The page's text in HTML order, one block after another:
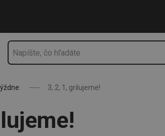
3, 2, 1, grilujeme!